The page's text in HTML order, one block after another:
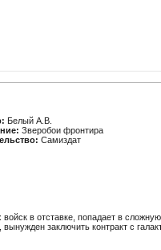
Белый А.В.
Зверобои фронтира
Самиздат
в отставке, попадает в
заключить контракт с